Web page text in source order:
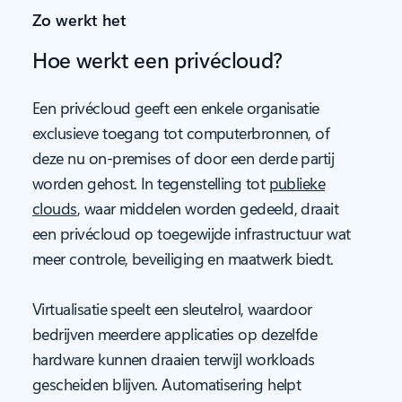
Zo werkt het
Hoe werkt een privécloud?
Een privécloud geeft een enkele organisatie
exclusieve toegang tot computerbronnen, of
deze nu on-premises of door een derde partij
worden gehost. In tegenstelling tot publieke
clouds, waar middelen worden gedeeld, draait
een privécloud op toegewijde infrastructuur wat
meer controle, beveiliging en maatwerk biedt.
Virtualisatie speelt een sleutelrol, waardoor
bedrijven meerdere applicaties op dezelfde
hardware kunnen draaien terwijl workloads
gescheiden blijven. Automatisering helpt